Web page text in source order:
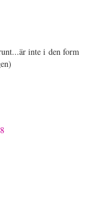
inte i den form